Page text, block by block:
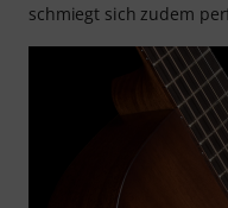
schmiegt sich zudem